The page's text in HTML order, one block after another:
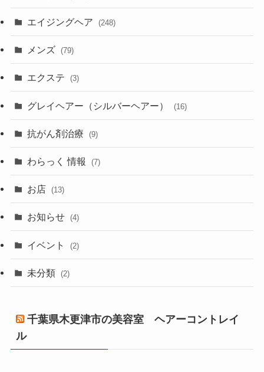
エイジングヘア (248)
メンズ (79)
エクステ (3)
グレイヘアー（シルバーヘアー） (16)
抗がん剤治療 (9)
わらっく 情報 (7)
お店 (13)
お知らせ (4)
イベント (2)
未分類 (2)
千葉県木更津市の美容室 ヘアーコントレイ
ル